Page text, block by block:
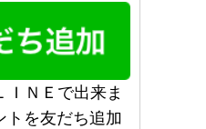
ＩＮＥで出来ま
トを友だち追加